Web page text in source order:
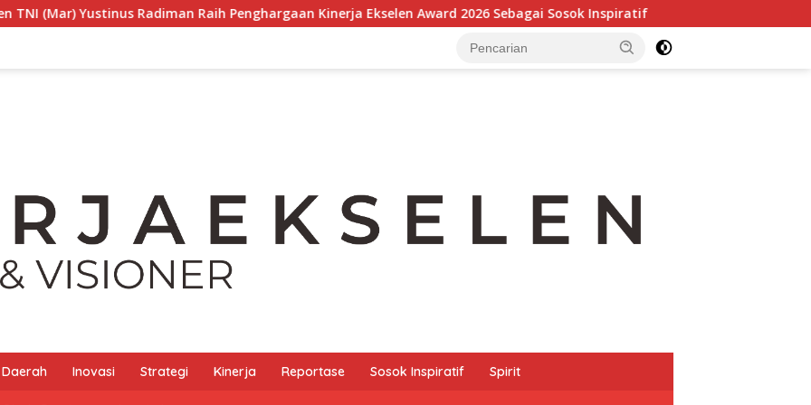
Raih Penghargaan Kinerja Ekselen Award 2026 Sebagai Sosok Inspiratif Transformasi Digital dan Penguatan
Daerah Inovasi Strategi Kinerja Reportase Sosok Inspiratif Spirit